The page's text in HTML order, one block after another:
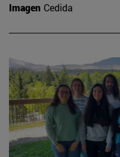
Imagen Cedida